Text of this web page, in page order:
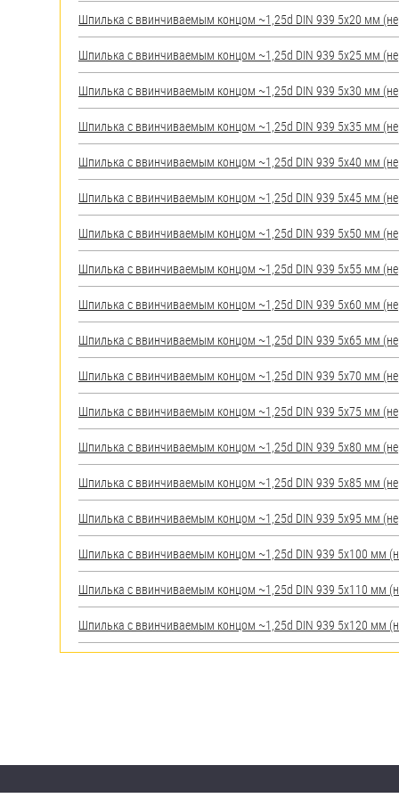
Пробки
Саморезы и шурупы
Стопорные кольца
Такелаж
Хомуты
Шайбы
Шпильки
Шплинты
Штифты и пальцы
Шпилька c ввинчиваемым концом ~1,25d DIN 939 5х20 мм
Шпилька c ввинчиваемым концом ~1,25d DIN 939 5х25 мм
Шпилька c ввинчиваемым концом ~1,25d DIN 939 5х30 мм
Шпилька c ввинчиваемым концом ~1,25d DIN 939 5х35 мм
Шпилька c ввинчиваемым концом ~1,25d DIN 939 5х40 мм
Шпилька c ввинчиваемым концом ~1,25d DIN 939 5х45 мм
Шпилька c ввинчиваемым концом ~1,25d DIN 939 5х50 мм
Шпилька c ввинчиваемым концом ~1,25d DIN 939 5х55 мм
Шпилька c ввинчиваемым концом ~1,25d DIN 939 5х60 мм
Шпилька c ввинчиваемым концом ~1,25d DIN 939 5х65 мм
Шпилька c ввинчиваемым концом ~1,25d DIN 939 5х70 мм
Шпилька c ввинчиваемым концом ~1,25d DIN 939 5х75 мм
Шпилька c ввинчиваемым концом ~1,25d DIN 939 5х80 мм
Шпилька c ввинчиваемым концом ~1,25d DIN 939 5х85 мм
Шпилька c ввинчиваемым концом ~1,25d DIN 939 5х95 мм
Шпилька c ввинчиваемым концом ~1,25d DIN 939 5х100 мм
Шпилька c ввинчиваемым концом ~1,25d DIN 939 5х110 мм
Шпилька c ввинчиваемым концом ~1,25d DIN 939 5х120 мм